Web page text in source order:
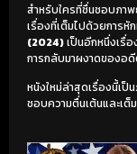
สำหรับใครที่ชื่นชอบภา
เรื่องที่เต็มไปด้วยการหั
(2024)เป็นอีกหนึ่งเรื่
การกลับมาผงาดของอ
หนังใหม่ล่าสุดเรื่องนี้เ
ชอบความตื่นเต้นและเ